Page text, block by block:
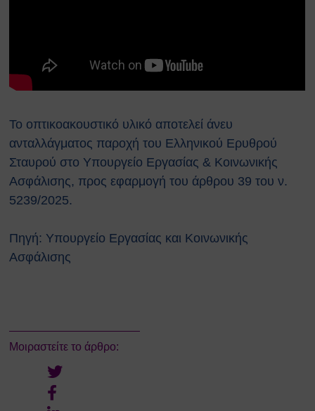
Το οπτικοακουστικό υλικό αποτελεί άνευ
ανταλλάγματος παροχή του Ελληνικού Ερυθρού
Σταυρού στο Υπουργείο Εργασίας & Κοινωνικής
Ασφάλισης, προς εφαρμογή του άρθρου 39 του ν.
5239/2025.
Πηγή: Υπουργείο Εργασίας και Κοινωνικής
Ασφάλισης
Μοιραστείτε το άρθρο: